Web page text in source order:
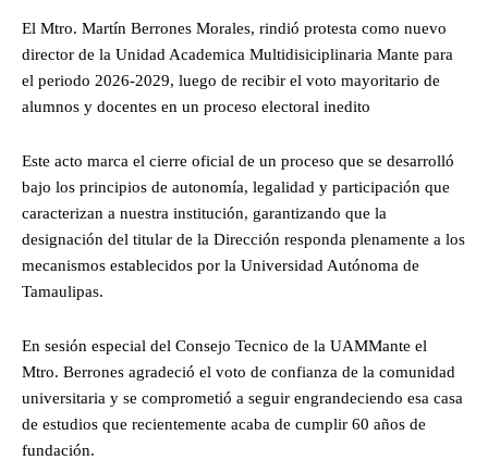
El Mtro. Martín Berrones Morales, rindió protesta como nuevo
director de la Unidad Academica Multidisiciplinaria Mante para
el periodo 2026-2029, luego de recibir el voto mayoritario de
alumnos y docentes en un proceso electoral inedito
Este acto marca el cierre oficial de un proceso que se desarrolló
bajo los principios de autonomía, legalidad y participación que
caracterizan a nuestra institución, garantizando que la
designación del titular de la Dirección responda plenamente a los
mecanismos establecidos por la Universidad Autónoma de
Tamaulipas.
En sesión especial del Consejo Tecnico de la UAMMante el
Mtro. Berrones agradeció el voto de confianza de la comunidad
universitaria y se comprometió a seguir engrandeciendo esa casa
de estudios que recientemente acaba de cumplir 60 años de
fundación.